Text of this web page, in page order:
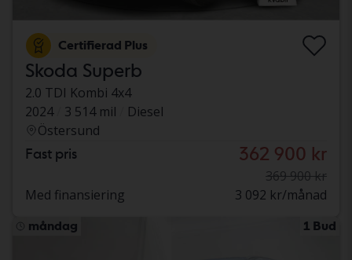
Certifierad Plus
Skoda Superb
2.0 TDI Kombi 4x4
2024
3 514 mil
Diesel
Östersund
Fast pris 362 900 kr
369 900 kr
Med finansiering
3 092 kr/månad
måndag 1 Bud